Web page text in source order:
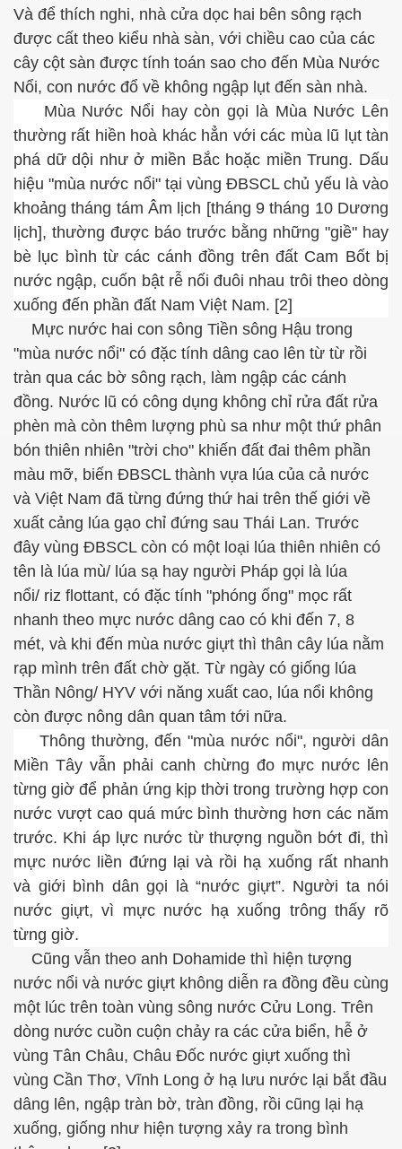
Và để thích nghi, nhà cửa dọc hai bên sông rạch
được cất theo kiểu nhà sàn, với chiều cao của các
cây cột sàn được tính toán sao cho đến Mùa Nước
Nổi, con nước đổ về không ngập lụt đến sàn nhà.
Mùa Nước Nổi hay còn gọi là Mùa Nước Lên
thường rất hiền hoà khác hẳn với các mùa lũ lụt tàn
phá dữ dội như ở miền Bắc hoặc miền Trung. Dấu
hiệu "mùa nước nổi" tại vùng ĐBSCL chủ yếu là vào
khoảng tháng tám Âm lịch [tháng 9 tháng 10 Dương
lịch], thường được báo trước bằng những "giề" hay
bè lục bình từ các cánh đồng trên đất Cam Bốt bị
nước ngập, cuốn bật rễ nối đuôi nhau trôi theo dòng
xuống đến phần đất Nam Việt Nam. [2]
Mực nước hai con sông Tiền sông Hậu trong
"mùa nước nổi" có đặc tính dâng cao lên từ từ rồi
tràn qua các bờ sông rạch, làm ngập các cánh
đồng. Nước lũ có công dụng không chỉ rửa đất rửa
phèn mà còn thêm lượng phù sa như một thứ phân
bón thiên nhiên "trời cho" khiến đất đai thêm phần
màu mỡ, biến ĐBSCL thành vựa lúa của cả nước
và Việt Nam đã từng đứng thứ hai trên thế giới về
xuất cảng lúa gạo chỉ đứng sau Thái Lan. Trước
đây vùng ĐBSCL còn có một loại lúa thiên nhiên có
tên là lúa mù/ lúa sạ hay người Pháp gọi là lúa
nổi/ riz flottant, có đặc tính "phóng ống" mọc rất
nhanh theo mực nước dâng cao có khi đến 7, 8
mét, và khi đến mùa nước giựt thì thân cây lúa nằm
rạp mình trên đất chờ gặt. Từ ngày có giống lúa
Thần Nông/ HYV với năng xuất cao, lúa nổi không
còn được nông dân quan tâm tới nữa.
Thông thường, đến "mùa nước nổi", người dân
Miền Tây vẫn phải canh chừng đo mực nước lên
từng giờ để phản ứng kịp thời trong trường hợp con
nước vượt cao quá mức bình thường hơn các năm
trước. Khi áp lực nước từ thượng nguồn bớt đi, thì
mực nước liền đứng lại và rồi hạ xuống rất nhanh
và giới bình dân gọi là “nước giựt”. Người ta nói
nước giựt, vì mực nước hạ xuống trông thấy rõ
từng giờ.
Cũng vẫn theo anh Dohamide thì hiện tượng
nước nổi và nước giựt không diễn ra đồng đều cùng
một lúc trên toàn vùng sông nước Cửu Long. Trên
dòng nước cuồn cuộn chảy ra các cửa biển, hễ ở
vùng Tân Châu, Châu Đốc nước giựt xuống thì
vùng Cần Thơ, Vĩnh Long ở hạ lưu nước lại bắt đầu
dâng lên, ngập tràn bờ, tràn đồng, rồi cũng lại hạ
xuống, giống như hiện tượng xảy ra trong bình
3
ở VN
7
8 - 9
10 và 11